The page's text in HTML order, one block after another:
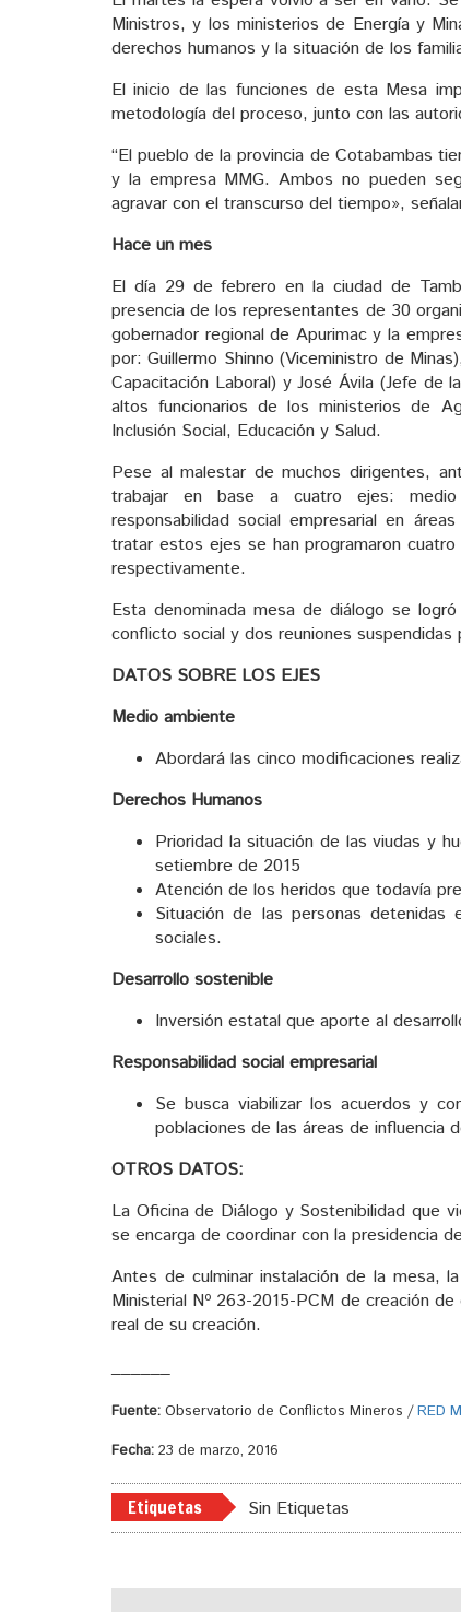
Ministros, y los ministerios de Energía y
derechos humanos y la situación de los
El inicio de las funciones de esta Mesa
metodología del proceso, junto con las
“El pueblo de la provincia de Cotabambas
y la empresa MMG. Ambos no pueden
agravar con el transcurso del tiempo»,
Hace un mes
El día 29 de febrero en la ciudad de
presencia de los representantes de 30
gobernador regional de Apurimac y la
por: Guillermo Shinno (Viceministro de
Capacitación Laboral) y José Ávila (Jefe
altos funcionarios de los ministerios de
Inclusión Social, Educación y Salud.
Pese al malestar de muchos dirigentes,
trabajar en base a cuatro ejes: medio
responsabilidad social empresarial en
tratar estos ejes se han programaron
respectivamente.
Esta denominada mesa de diálogo se
conflicto social y dos reuniones
DATOS SOBRE LOS EJES
Medio ambiente
Abordará las cinco modificaciones
Derechos Humanos
Prioridad la situación de las viudas y
setiembre de 2015
Atención de los heridos que todavía
Situación de las personas
sociales.
Desarrollo sostenible
Inversión estatal que aporte al
Responsabilidad social empresarial
Se busca viabilizar los acuerdos y
poblaciones de las áreas de influencia
OTROS DATOS:
La Oficina de Diálogo y Sostenibilidad que
se encarga de coordinar con la presidencia
Antes de culminar instalación de la mesa,
Ministerial Nº 263-2015-PCM de creación
real de su creación.
Fuente: Observatorio de Conflictos Mineros /RED
Fecha: 23 de marzo, 2016
Etiquetas Sin Etiquetas